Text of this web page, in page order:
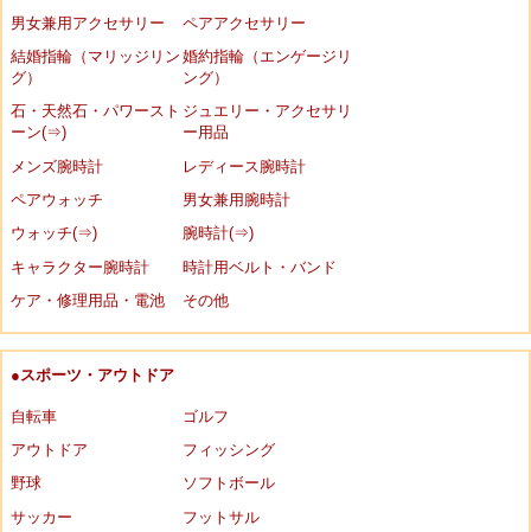
男女兼用アクセサリー
ペアアクセサリー
結婚指輪（マリッジリン
グ）
婚約指輪（エンゲージリ
ング）
石・天然石・パワースト
ーン(⇒)
ジュエリー・アクセサリ
ー用品
メンズ腕時計
レディース腕時計
ペアウォッチ
男女兼用腕時計
ウォッチ(⇒)
腕時計(⇒)
キャラクター腕時計
時計用ベルト・バンド
ケア・修理用品・電池
その他
●スポーツ・アウトドア
自転車
ゴルフ
アウトドア
フィッシング
野球
ソフトボール
サッカー
フットサル